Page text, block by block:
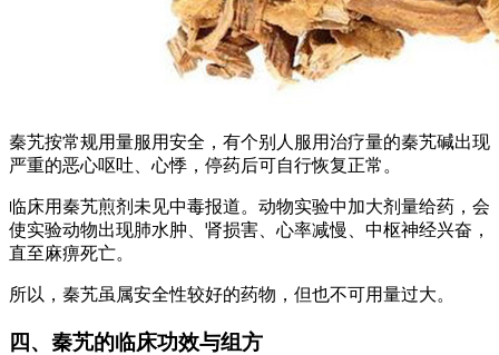
秦艽按常规用量服用安全，有个别人服用治疗量的秦艽碱出现
严重的恶心呕吐、心悸，停药后可自行恢复正常。
临床用秦艽煎剂未见中毒报道。动物实验中加大剂量给药，会
使实验动物出现肺水肿、肾损害、心率减慢、中枢神经兴奋，
直至麻痹死亡。
所以，秦艽虽属安全性较好的药物，但也不可用量过大。
四、秦艽的临床功效与组方